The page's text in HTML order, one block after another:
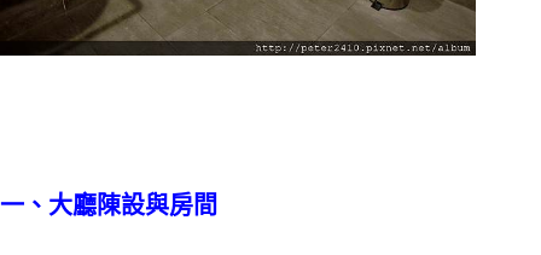
一、大廳陳設與房間